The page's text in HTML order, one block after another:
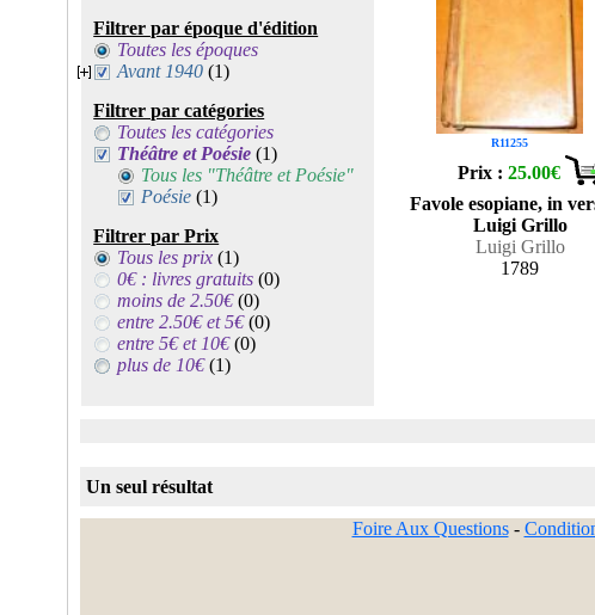
Filtrer par époque d'édition
Toutes les époques
Avant 1940 (1)
Filtrer par catégories
Toutes les catégories
Théâtre et Poésie (1)
Tous les "Théâtre et Poésie"
Poésie (1)
Filtrer par Prix
Tous les prix(1)
0€ : livres gratuits(0)
moins de 2.50€(0)
entre 2.50€ et 5€(0)
entre 5€ et 10€(0)
plus de 10€(1)
R11255
Prix :25.00€
Favole esopiane, in
Luigi Grillo
Luigi Grillo
1789
Un seul résultat
Foire Aux Questions-